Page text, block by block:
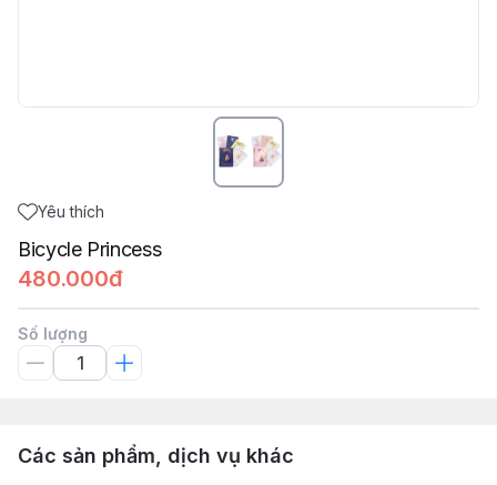
Yêu thích
Bicycle Princess
480.000đ
Số lượng
Các sản phẩm, dịch vụ khác